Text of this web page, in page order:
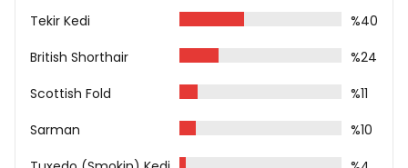
Tekir Kedi
%40
British Shorthair
%24
Scottish Fold
%11
Sarman
%10